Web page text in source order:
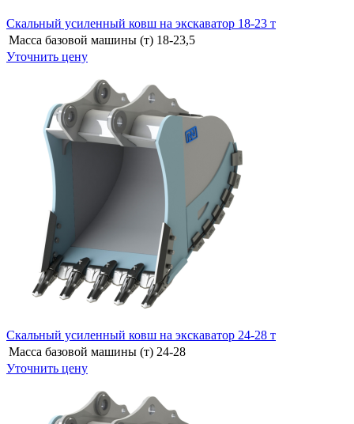
Скальный усиленный ковш на экскаватор 18-23 т
Масса базовой машины (т) 18-23,5
Уточнить цену
Скальный усиленный ковш на экскаватор 24-28 т
Масса базовой машины (т) 24-28
Уточнить цену